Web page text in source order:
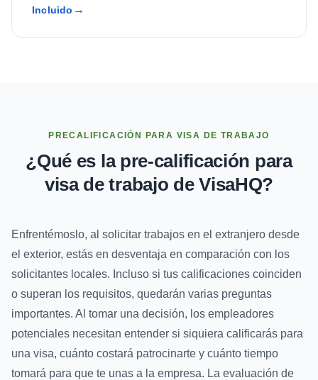
Incluido
PRECALIFICACIÓN PARA VISA DE TRABAJO
¿Qué es la pre-calificación para
visa de trabajo de VisaHQ?
Enfrentémoslo, al solicitar trabajos en el extranjero desde
el exterior, estás en desventaja en comparación con los
solicitantes locales. Incluso si tus calificaciones coinciden
o superan los requisitos, quedarán varias preguntas
importantes. Al tomar una decisión, los empleadores
potenciales necesitan entender si siquiera calificarás para
una visa, cuánto costará patrocinarte y cuánto tiempo
tomará para que te unas a la empresa. La evaluación de